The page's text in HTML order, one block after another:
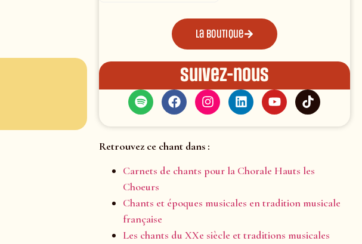
La boutique
Suivez-nous
Retrouvez ce chant dans :
Carnets de chants pour la Chorale Hauts les
Choeurs
Chants et époques musicales en tradition musicale
française
Les chants du XXe siècle et traditions musicales